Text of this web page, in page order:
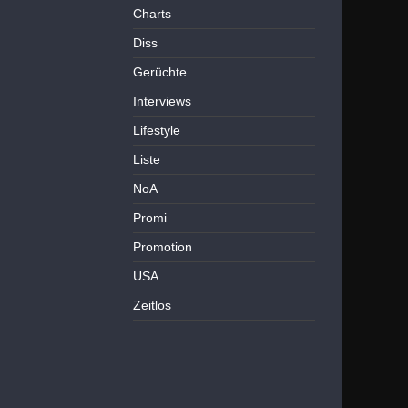
Charts
Diss
Gerüchte
Interviews
Lifestyle
Liste
NoA
Promi
Promotion
USA
Zeitlos